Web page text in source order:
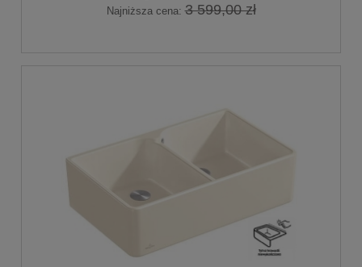
Najniższa cena:3 599,00 zł